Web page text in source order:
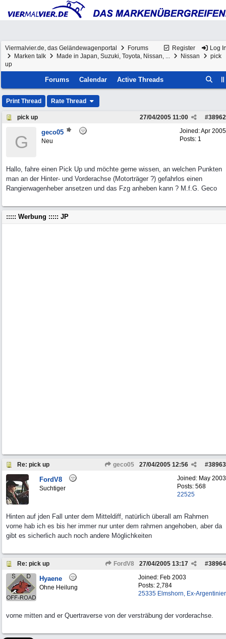
Register Log
Viermalvier.de, das Geländewagenportal
Forums
Marken talk
Made in Japan, Suzuki, Toyota, Nissan, ... Nissan
pick
up
Forums Calendar Active Threads
Print Thread Rate Thread
pick up #38962
27/04/2005 11:00
Joined:Apr 2005
Posts: 1
G geco05
Neu
Hallo, fahre einen Pick Up und möchte gerne wissen, an welchen Punkten
man an der Hinter- und Vorderachse (Motorträger ?) gefahrlos einen
Rangierwagenheber ansetzen und das Fzg anheben kann ? M.f.G. Geco
::::: Werbung ::::: JP
Re: pick up geco05 #38963
27/04/2005 12:56
Joined: May 2003
Posts: 568
22525
FordV8
Suchtiger
Hinten auf jden Fall unter dem Mitteldiff, natürlich überall am Rahmen
vorne hab ich es bis her immer nur unter dem rahmen angehoben, aber da
gibt es sicherlich auch noch andere Möglichkeiten
Re: pick up FordV8 #38964
27/04/2005 13:17
Joined: Feb 2003
Posts: 2,784
25335 Elmshorn, Ex-Argentinier
Hyaene
Ohne Heilung
vorne mitten and er Quertraverse von der versträbung der vorderachse.